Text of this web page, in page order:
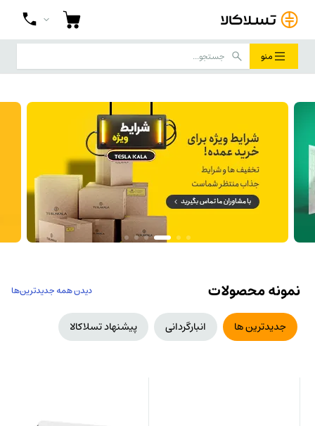
منو
خرید تجهیزات برق صنعتی از تسلاکالا با
جدیدترین ها انبارگردانی پیشنهاد تسلاکالا
دیدن همه جدیدترین‌ها